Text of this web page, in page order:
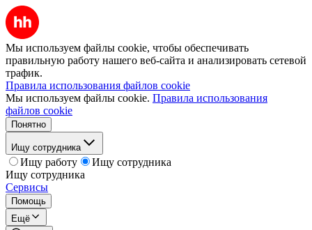
Мы используем файлы cookie, чтобы обеспечивать
правильную работу нашего веб-сайта и анализировать сетевой
трафик.
Правила использования файлов cookie
Мы используем файлы cookie. Правила использования
файлов cookie
Понятно
Ищу сотрудника
Ищу работу
Ищу сотрудника
Ищу сотрудника
Сервисы
Помощь
Ещё